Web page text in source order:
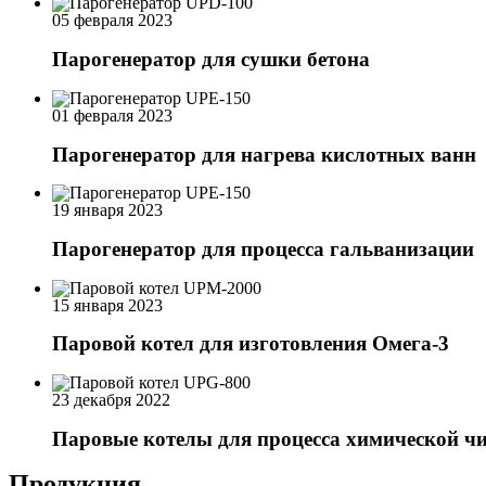
05 февраля 2023
Парогенератор для сушки бетона
01 февраля 2023
Парогенератор для нагрева кислотных ванн
19 января 2023
Парогенератор для процесса гальванизации
15 января 2023
Паровой котел для изготовления Омега-3
23 декабря 2022
Паровые котелы для процесса химической